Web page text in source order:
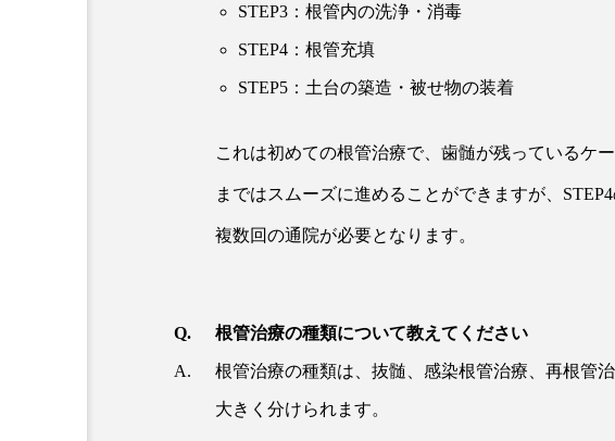
STEP3：根管内の洗浄・消毒
STEP4：根管充填
STEP5：土台の築造・被せ物の装着
これは初めての根管治療で、歯髄が残っているケ
まではスムーズに進めることができますが、
複数回の通院が必要となります。
根管治療の種類について教えてください
根管治療の種類は、抜髄、感染根管治療、再根管
大きく分けられます。